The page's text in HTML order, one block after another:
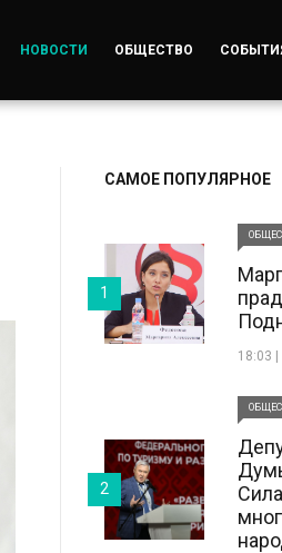
НОВОСТИ ОБЩЕСТВО
САМОЕ ПОПУЛЯРНОЕ
18:03
1
2